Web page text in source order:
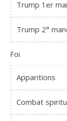
Trump 1er
Trump 2°
Foi
Apparitions
Combat